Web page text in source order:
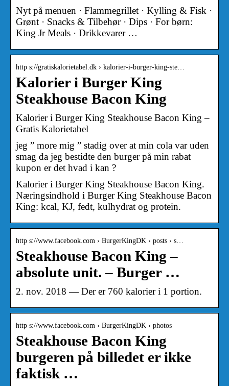
Nyt på menuen · Flammegrillet · Kylling & Fisk ·
Grønt · Snacks & Tilbehør · Dips · For børn:
King Jr Meals · Drikkevarer …
http s://gratiskalorietabel.dk › kalorier-i-burger-king-ste…
Kalorier i Burger King
Steakhouse Bacon King
Kalorier i Burger King Steakhouse Bacon King –
Gratis Kalorietabel
jeg ” more mig ” stadig over at min cola var uden
smag da jeg bestidte den burger på min rabat
kupon er det hvad i kan ?
Kalorier i Burger King Steakhouse Bacon King.
Næringsindhold i Burger King Steakhouse Bacon
King: kcal, KJ, fedt, kulhydrat og protein.
http s://www.facebook.com › BurgerKingDK › posts › s…
Steakhouse Bacon King –
absolute unit. – Burger …
2. nov. 2018 — Der er 760 kalorier i 1 portion.
http s://www.facebook.com › BurgerKingDK › photos
Steakhouse Bacon King
burgeren på billedet er ikke
faktisk …